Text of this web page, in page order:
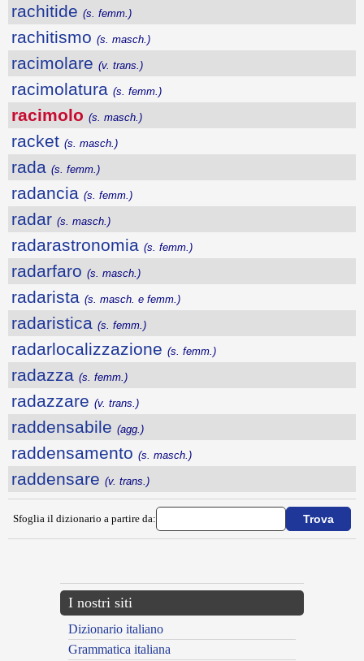
rachitide (s. femm.)
rachitismo (s. masch.)
racimolare (v. trans.)
racimolatura (s. femm.)
racimolo (s. masch.)
racket (s. masch.)
rada (s. femm.)
radancia (s. femm.)
radar (s. masch.)
radarastronomia (s. femm.)
radarfaro (s. masch.)
radarista (s. masch. e femm.)
radaristica (s. femm.)
radarlocalizzazione (s. femm.)
radazza (s. femm.)
radazzare (v. trans.)
raddensabile (agg.)
raddensamento (s. masch.)
raddensare (v. trans.)
Sfoglia il dizionario a partire da:
I nostri siti
Dizionario italiano
Grammatica italiana